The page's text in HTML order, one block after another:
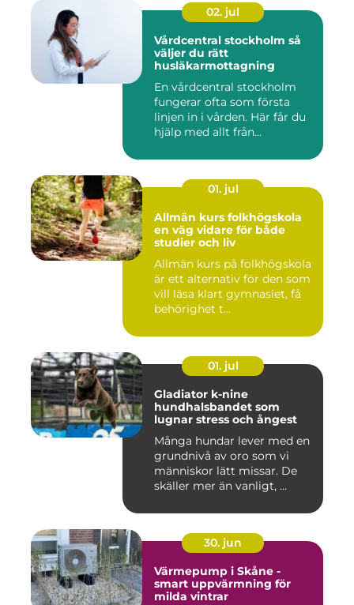
02. jul
Vårdcentral stockholm så
väljer du rätt
husläkarmottagning
En vårdcentral stockholm
fungerar ofta som första
linjen in i vården. Här får du
hjälp med allt från...
01. jul
Allmän kurs folkhögskola
en väg vidare för både
studier och liv
Allmän kurs på folkhögskola
är ett alternativ för den som
vill läsa klart gymnasiet, få
behörighet t...
01. jul
Gladiator k-nine
hundhalsbandet som
lugnar stress och ångest
Många hundar lever med en
grundnivå av oro som vi
människor lätt missar. De
skäller mer än vanligt, ...
30. jun
Värmepump i Skåne -
smart uppvärmning för
milda vintrar